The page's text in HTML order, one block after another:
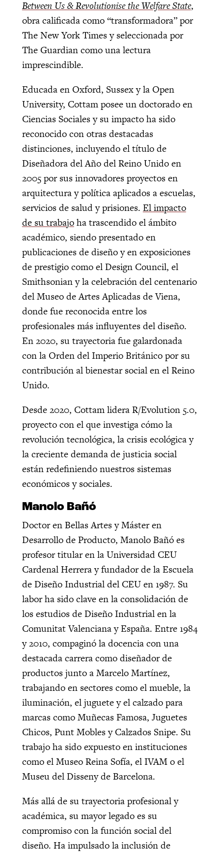
Between Us & Revolutionise the Welfare State,
obra calificada como “transformadora” por
The New York Times y seleccionada por
The Guardian como una lectura
imprescindible.
Educada en Oxford, Sussex y la Open
University, Cottam posee un doctorado en
Ciencias Sociales y su impacto ha sido
reconocido con otras destacadas
distinciones, incluyendo el título de
Diseñadora del Año del Reino Unido en
2005 por sus innovadores proyectos en
arquitectura y política aplicados a escuelas,
servicios de salud y prisiones.El impacto
de su trabajoha trascendido el ámbito
académico, siendo presentado en
publicaciones de diseño y en exposiciones
de prestigio como el Design Council, el
Smithsonian y la celebración del centenario
del Museo de Artes Aplicadas de Viena,
donde fue reconocida entre los
profesionales más influyentes del diseño.
En 2020, su trayectoria fue galardonada
con la Orden del Imperio Británico por su
contribución al bienestar social en el Reino
Unido.
Desde 2020, Cottam lidera R/Evolution 5.0,
proyecto con el que investiga cómo la
revolución tecnológica, la crisis ecológica y
la creciente demanda de justicia social
están redefiniendo nuestros sistemas
económicos y sociales.
Manolo Bañó
Doctor en Bellas Artes y Máster en
Desarrollo de Producto, Manolo Bañó es
profesor titular en la Universidad CEU
Cardenal Herrera y fundador de la Escuela
de Diseño Industrial del CEU en 1987. Su
labor ha sido clave en la consolidación de
los estudios de Diseño Industrial en la
Comunitat Valenciana y España. Entre 1984
y 2010, compaginó la docencia con una
destacada carrera como diseñador de
productos junto a Marcelo Martínez,
trabajando en sectores como el mueble, la
iluminación, el juguete y el calzado para
marcas como Muñecas Famosa, Juguetes
Chicos, Punt Mobles y Calzados Snipe. Su
trabajo ha sido expuesto en instituciones
como el Museo Reina Sofía, el IVAM o el
Museu del Disseny de Barcelona.
Más allá de su trayectoria profesional y
académica, su mayor legado es su
compromiso con la función social del
diseño. Ha impulsado la inclusión de